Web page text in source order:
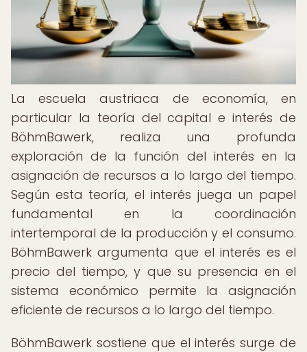
La escuela austriaca de economía, en
particular la teoría del capital e interés de
BöhmBawerk, realiza una profunda
exploración de la función del interés en la
asignación de recursos a lo largo del tiempo.
Según esta teoría, el interés juega un papel
fundamental en la coordinación
intertemporal de la producción y el consumo.
BöhmBawerk argumenta que el interés es el
precio del tiempo, y que su presencia en el
sistema económico permite la asignación
eficiente de recursos a lo largo del tiempo.
BöhmBawerk sostiene que el interés surge de